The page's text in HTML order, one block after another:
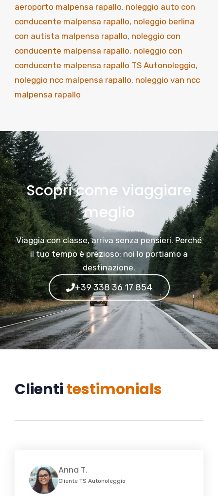
aeroporto malpensa rapallo, noleggio auto con
conducente malpensa rapallo, noleggio berlina
con autista malpensa rapallo, noleggio con
conducente malpensa rapallo, noleggio con
conducente malpensa rapallo TS Autonoleggio,
noleggio ncc malpensa rapallo, noleggio van ncc
malpensa rapallo
Scopri come viaggiare
meglio
Viaggia con classe, arriva senza pensieri. Perché
il tuo tempo è prezioso: noi lo portiamo a
destinazione.
+39 338 36 17 854
Clientitestimonials
Anna T.
Cliente TS Autonoleggio